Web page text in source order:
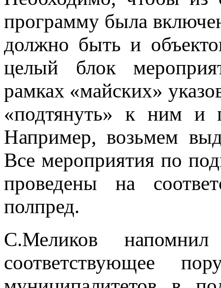
программу была
должно быть и
целый блок
рамках «майских»
«подтянуть» к ним и
Например, возьмем
Все мероприятия по
проведены на
полпред.
С.Меликов
соответствующее